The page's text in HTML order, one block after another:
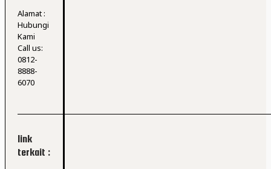
Alamat :
Hubungi
Kami
Call us:
0812-
8888-
6070
link
terkait :